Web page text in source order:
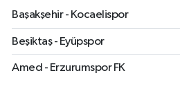
Başakşehir - Kocaelispor
Beşiktaş - Eyüpspor
Amed - Erzurumspor FK